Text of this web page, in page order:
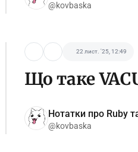
@kovbaska
22 лист. '25, 12:49
Що таке
Нотатки про Ruby
@kovbaska